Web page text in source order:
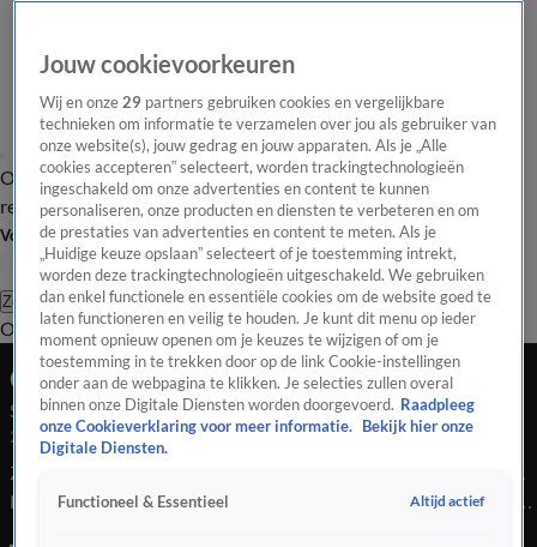
Overzicht Laatste nieuws Regionieuws Het beste van Hart
Tip de
redactie
Volg Hart van Nederland
Zoeken
OverzichtRegioUitzendingenWeerTip de redactiePanelVideo's
Ochtend Editie
Seizoen 2026, aflevering 2254
28 mei, 09:00
Zorgen bij dermatologen over jongeren die cosmetica smeren.
Een plofkraak op een pinautomaat in Drachten. En Jeroen van
Jouw cookievoorkeuren
Wij en onze29 partners gebruiken cookies en vergelijkbare
technieken om informatie te verzamelen over jou als gebruiker van
onze website(s), jouw gedrag en jouw apparaten. Als je „Alle
cookies accepteren” selecteert, worden trackingtechnologieën
ingeschakeld om onze advertenties en content te kunnen
personaliseren, onze producten en diensten te verbeteren en om
de prestaties van advertenties en content te meten. Als je
„Huidige keuze opslaan” selecteert of je toestemming intrekt,
worden deze trackingtechnologieën uitgeschakeld. We gebruiken
dan enkel functionele en essentiële cookies om de website goed te
laten functioneren en veilig te houden. Je kunt dit menu op ieder
moment opnieuw openen om je keuzes te wijzigen of om je
toestemming in te trekken door op de link Cookie-instellingen
onder aan de webpagina te klikken. Je selecties zullen overal
binnen onze Digitale Diensten worden doorgevoerd. Raadpleeg
onze Cookieverklaring voor meer informatie.
Bekijk hier onze
Digitale Diensten.
Functioneel & Essentieel Altijd actief